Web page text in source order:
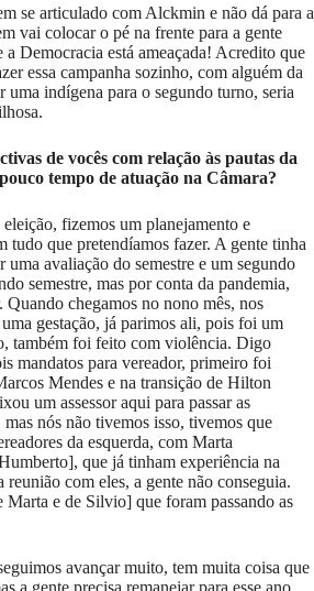
se articulado com Alckmin e não dá para a
vai colocar o pé na frente para a gente
a Democracia está ameaçada! Acredito que
essa campanha sozinho, com alguém da
uma indígena para o segundo turno, seria
de vocês com relação às pautas da
tempo de atuação na Câmara?
fizemos um planejamento e
tudo que pretendíamos fazer. A gente tinha
uma avaliação do semestre e um segundo
semestre, mas por conta da pandemia,
Quando chegamos no nono mês, nos
gestação, já parimos ali, pois foi um
também foi feito com violência. Digo
mandatos para vereador, primeiro foi
Mendes e na transição de Hilton
um assessor aqui para passar as
nós não tivemos isso, tivemos que
da esquerda, com Marta
que já tinham experiência na
reunião com eles, a gente não conseguia.
Marta e de Silvio] que foram passando as
avançar muito, tem muita coisa que
a gente precisa remanejar para esse ano